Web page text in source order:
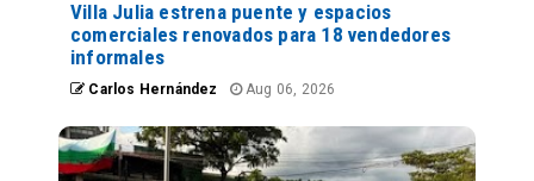
Villa Julia estrena puente y espacios
comerciales renovados para 18 vendedores
informales
Carlos Hernández Aug 06, 2026